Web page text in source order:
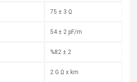
75 ± 3 Ω
54 ± 2 pF/m
%82 ± 2
2 G Ω x km